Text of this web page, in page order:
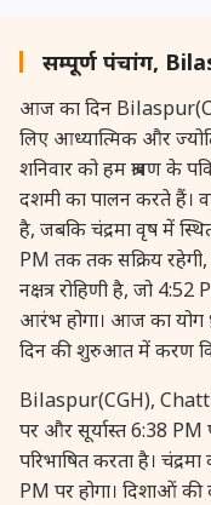
28 August, 2026
28 August, 2026
28 August, 2026
28 August, 2026
28 August, 2026
28 August, 2026
28 August, 2026
सम्पूर्ण पंचांग,
आज का दिन
लिए आध्यात्मिक और
शनिवार को हम श्रावण के
दशमी का पालन करते हैं।
है, जबकि चंद्रमा वृष में
PM तक तक सक्रिय
नक्षत्र रोहिणी है, जो
आरंभ होगा। आज का योग
दिन की शुरुआत में करण
Bilaspur(CGH),
पर और सूर्यास्त 6:38 PM
परिभाषित करता है।
PM पर होगा। दिशाओं